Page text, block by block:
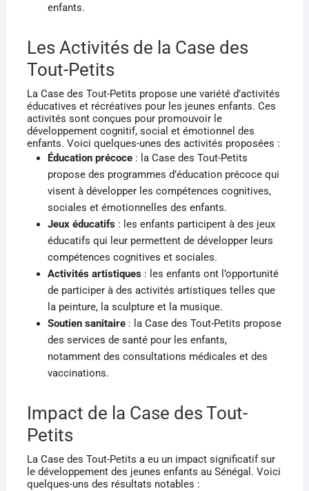
enfants.
Les Activités de la Case des
Tout-Petits
La Case des Tout-Petits propose une variété d’activités
éducatives et récréatives pour les jeunes enfants. Ces
activités sont conçues pour promouvoir le
développement cognitif, social et émotionnel des
enfants. Voici quelques-unes des activités proposées :
Éducation précoce: la Case des Tout-Petits
propose des programmes d’éducation précoce qui
visent à développer les compétences cognitives,
sociales et émotionnelles des enfants.
Jeux éducatifs: les enfants participent à des jeux
éducatifs qui leur permettent de développer leurs
compétences cognitives et sociales.
Activités artistiques: les enfants ont l’opportunité
de participer à des activités artistiques telles que
la peinture, la sculpture et la musique.
Soutien sanitaire: la Case des Tout-Petits propose
des services de santé pour les enfants,
notamment des consultations médicales et des
vaccinations.
Impact de la Case des Tout-
Petits
La Case des Tout-Petits a eu un impact significatif sur
le développement des jeunes enfants au Sénégal. Voici
quelques-uns des résultats notables :